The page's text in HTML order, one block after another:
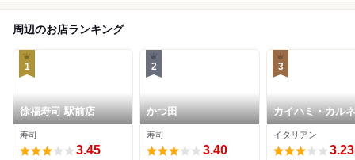
周辺のお店ランキング
1
徐福寿司 駅前店
寿司
3.45
2
かつ田
寿司
3.40
3
カイハミ・カルネ
イタリアン
3.23